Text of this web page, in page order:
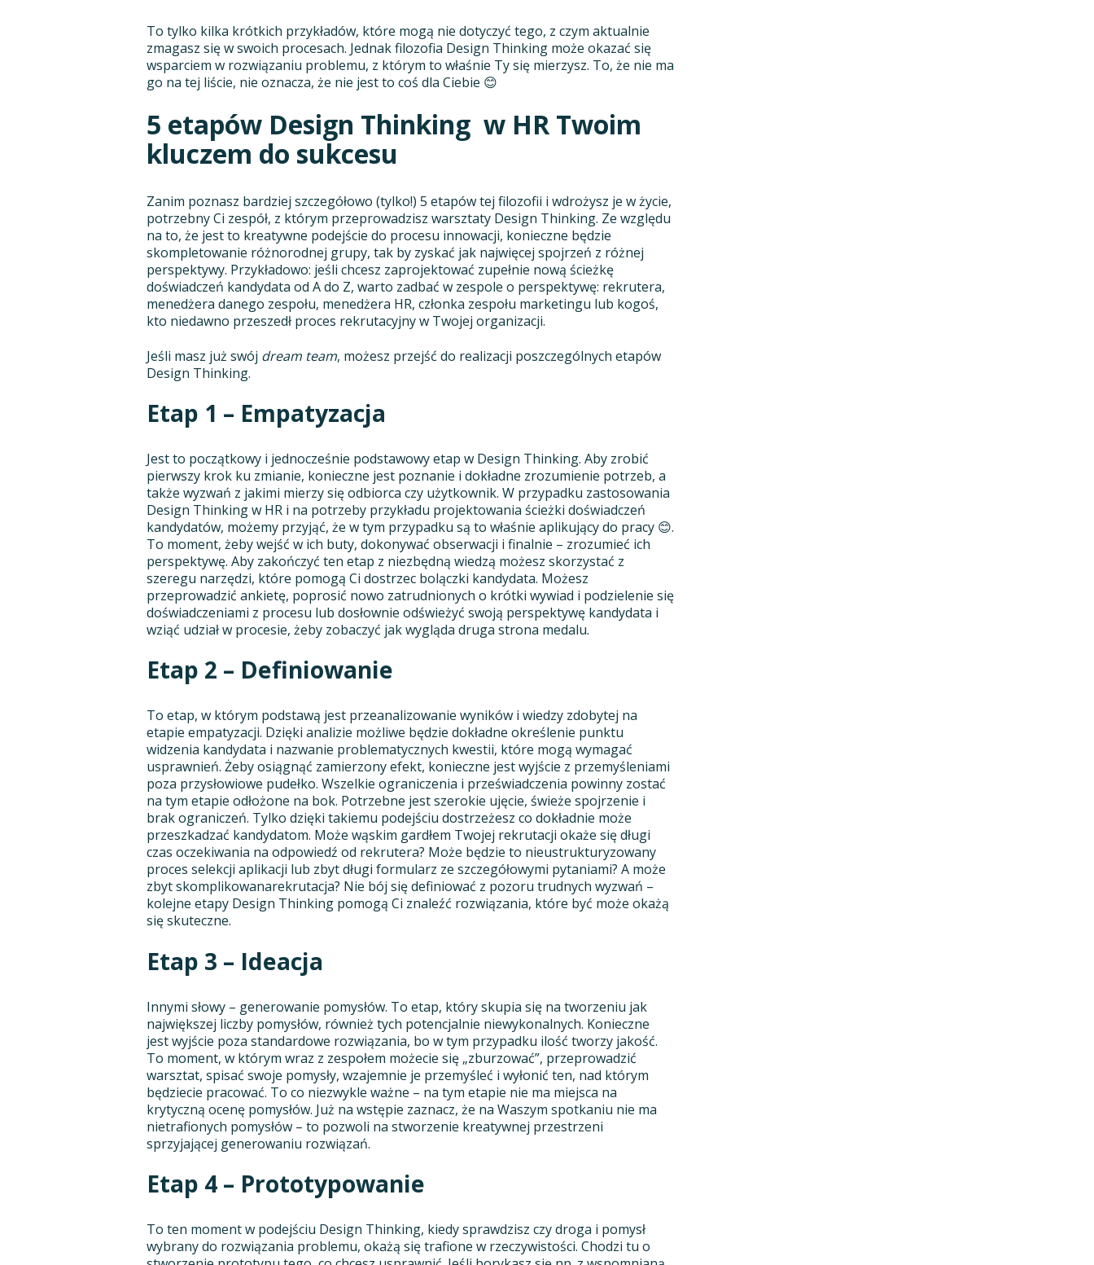
To tylko kilka krótkich przykładów, które mogą nie dotyczyć tego, z czym aktualnie
zmagasz się w swoich procesach. Jednak filozofia Design Thinking może okazać się
wsparciem w rozwiązaniu problemu, z którym to właśnie Ty się mierzysz. To, że nie ma
go na tej liście, nie oznacza, że nie jest to coś dla Ciebie 😊
5 etapów Design Thinking w HR Twoim
kluczem do sukcesu
Zanim poznasz bardziej szczegółowo (tylko!) 5 etapów tej filozofii i wdrożysz je w życie,
potrzebny Ci zespół, z którym przeprowadzisz warsztaty Design Thinking. Ze względu
na to, że jest to kreatywne podejście do procesu innowacji, konieczne będzie
skompletowanie różnorodnej grupy, tak by zyskać jak najwięcej spojrzeń z różnej
perspektywy. Przykładowo: jeśli chcesz zaprojektować zupełnie nową ścieżkę
doświadczeń kandydata od A do Z, warto zadbać w zespole o perspektywę: rekrutera,
menedżera danego zespołu, menedżera HR, członka zespołu marketingu lub kogoś,
kto niedawno przeszedł proces rekrutacyjny w Twojej organizacji.
Jeśli masz już swój dream team, możesz przejść do realizacji poszczególnych etapów
Design Thinking.
Etap 1 – Empatyzacja
Jest to początkowy i jednocześnie podstawowy etap w Design Thinking. Aby zrobić
pierwszy krok ku zmianie, konieczne jest poznanie i dokładne zrozumienie potrzeb, a
także wyzwań z jakimi mierzy się odbiorca czy użytkownik. W przypadku zastosowania
Design Thinking w HR i na potrzeby przykładu projektowania ścieżki doświadczeń
kandydatów, możemy przyjąć, że w tym przypadku są to właśnie aplikujący do pracy 😊.
To moment, żeby wejść w ich buty, dokonywać obserwacji i finalnie – zrozumieć ich
perspektywę. Aby zakończyć ten etap z niezbędną wiedzą możesz skorzystać z
szeregu narzędzi, które pomogą Ci dostrzec bolączki kandydata. Możesz
przeprowadzić ankietę, poprosić nowo zatrudnionych o krótki wywiad i podzielenie się
doświadczeniami z procesu lub dosłownie odświeżyć swoją perspektywę kandydata i
wziąć udział w procesie, żeby zobaczyć jak wygląda druga strona medalu.
Etap 2 – Definiowanie
To etap, w którym podstawą jest przeanalizowanie wyników i wiedzy zdobytej na
etapie empatyzacji. Dzięki analizie możliwe będzie dokładne określenie punktu
widzenia kandydata i nazwanie problematycznych kwestii, które mogą wymagać
usprawnień. Żeby osiągnąć zamierzony efekt, konieczne jest wyjście z przemyśleniami
poza przysłowiowe pudełko. Wszelkie ograniczenia i przeświadczenia powinny zostać
na tym etapie odłożone na bok. Potrzebne jest szerokie ujęcie, świeże spojrzenie i
brak ograniczeń. Tylko dzięki takiemu podejściu dostrzeżesz co dokładnie może
przeszkadzać kandydatom. Może wąskim gardłem Twojej rekrutacji okaże się długi
czas oczekiwania na odpowiedź od rekrutera? Może będzie to nieustrukturyzowany
proces selekcji aplikacji lub zbyt długi formularz ze szczegółowymi pytaniami? A może
zbyt skomplikowanarekrutacja? Nie bój się definiować z pozoru trudnych wyzwań –
kolejne etapy Design Thinking pomogą Ci znaleźć rozwiązania, które być może okażą
się skuteczne.
Etap 3 – Ideacja
Innymi słowy – generowanie pomysłów. To etap, który skupia się na tworzeniu jak
największej liczby pomysłów, również tych potencjalnie niewykonalnych. Konieczne
jest wyjście poza standardowe rozwiązania, bo w tym przypadku ilość tworzy jakość.
To moment, w którym wraz z zespołem możecie się „zburzować”, przeprowadzić
warsztat, spisać swoje pomysły, wzajemnie je przemyśleć i wyłonić ten, nad którym
będziecie pracować. To co niezwykle ważne – na tym etapie nie ma miejsca na
krytyczną ocenę pomysłów. Już na wstępie zaznacz, że na Waszym spotkaniu nie ma
nietrafionych pomysłów – to pozwoli na stworzenie kreatywnej przestrzeni
sprzyjającej generowaniu rozwiązań.
Etap 4 – Prototypowanie
To ten moment w podejściu Design Thinking, kiedy sprawdzisz czy droga i pomysł
wybrany do rozwiązania problemu, okażą się trafione w rzeczywistości. Chodzi tu o